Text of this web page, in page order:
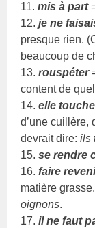
11.mis à part
12.je ne
presque rien.
beaucoup de
13.rouspéter
content de
14.elle touche
d’une cuillère,
devrait dire:ils
15.se rendre
16.faire
matière
oignons.
17.il ne faut